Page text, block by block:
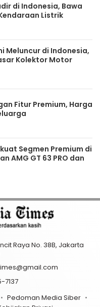
di Indonesia, Bawa
Listrik
Meluncur di Indonesia,
Kolektor Motor
Fitur Premium, Harga
Segmen Premium di
AMG GT 63 PRO dan
Raya No. 38B, Jakarta
7137
Pedoman Media Siber